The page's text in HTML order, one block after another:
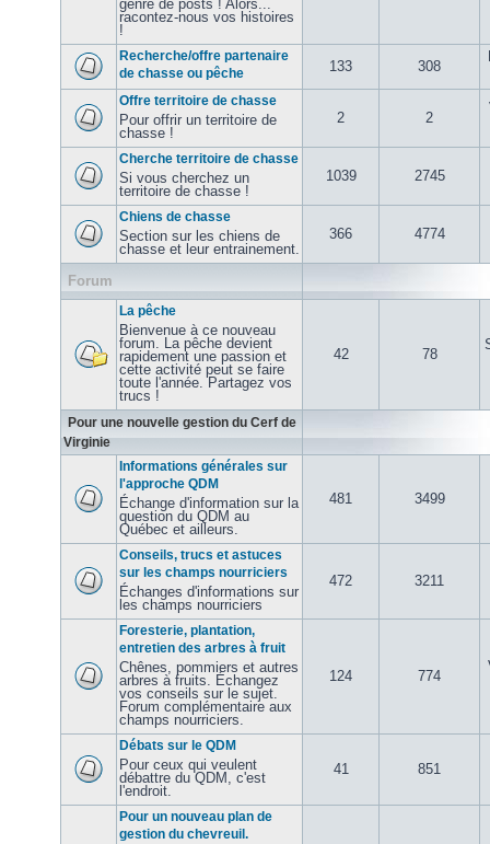
genre de posts ! Alors...
racontez-nous vos histoires
!
Recherche/offre partenaire
de chasse ou pêche
133 308
Offre territoire de chasse
Pour offrir un territoire de
chasse !
2 2
Cherche territoire de chasse
Si vous cherchez un
territoire de chasse !
1039 2745
Chiens de chasse
Section sur les chiens de
chasse et leur entrainement.
366 4774
Forum
La pêche
Bienvenue à ce nouveau
forum. La pêche devient
rapidement une passion et
cette activité peut se faire
toute l'année. Partagez vos
trucs !
42 78
Pour une nouvelle gestion du Cerf de
Virginie
Informations générales sur
l'approche QDM
Échange d'information sur la
question du QDM au
Québec et ailleurs.
481 3499
Conseils, trucs et astuces
sur les champs nourriciers
Échanges d'informations sur
les champs nourriciers
472 3211
Foresterie, plantation,
entretien des arbres à fruit
Chênes, pommiers et autres
arbres à fruits. Échangez
vos conseils sur le sujet.
Forum complémentaire aux
champs nourriciers.
124 774
Débats sur le QDM
Pour ceux qui veulent
débattre du QDM, c'est
l'endroit.
41 851
Pour un nouveau plan de
gestion du chevreuil.